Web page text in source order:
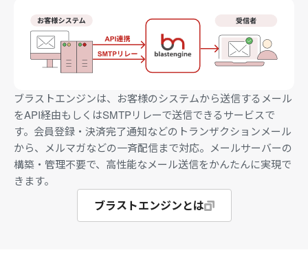
ブラストエンジンは、お客様のシステムから送信するメール
をAPI経由もしくはSMTPリレーで送信できるサービスで
す。会員登録・決済完了通知などのトランザクションメール
から、メルマガなどの一斉配信まで対応。メールサーバーの
構築・管理不要で、高性能なメール送信をかんたんに実現で
きます。
ブラストエンジンとは